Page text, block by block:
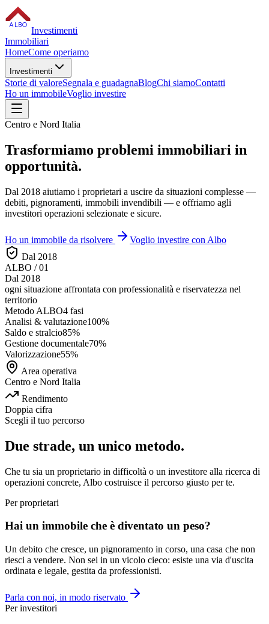
ALBO
Investimenti
Immobiliari
HomeCome operiamo
Investimenti
Storie di valoreSegnala e guadagnaBlogChi siamoContatti
Ho un immobileVoglio investire
Centro e Nord Italia
Trasformiamo problemi immobiliari in
opportunità.
Dal 2018 aiutiamo i proprietari a uscire da situazioni complesse —
debiti, pignoramenti, immobili invendibili — e offriamo agli
investitori operazioni selezionate e sicure.
Ho un immobile da risolvere
Voglio investire con Albo
Dal 2018
ALBO / 01
Dal 2018
ogni situazione affrontata con professionalità e riservatezza nel
territorio
Metodo ALBO4 fasi
Analisi & valutazione100%
Saldo e stralcio85%
Gestione documentale70%
Valorizzazione55%
Area operativa
Centro e Nord Italia
Rendimento
Doppia cifra
Scegli il tuo percorso
Due strade, un unico metodo.
Che tu sia un proprietario in difficoltà o un investitore alla ricerca di
operazioni concrete, Albo costruisce il percorso giusto per te.
Per proprietari
Hai un immobile che è diventato un peso?
Un debito che cresce, un pignoramento in corso, una casa che non
riesci a vendere. Non sei in un vicolo cieco: esiste una via d'uscita
ordinata e legale, gestita da professionisti.
Parla con noi, in modo riservato
Per investitori